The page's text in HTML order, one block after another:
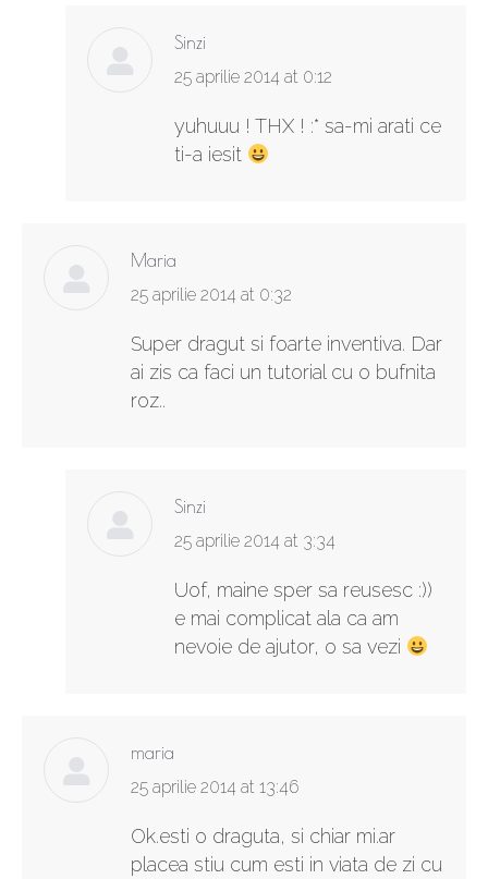
Sinzi
says:
25 aprilie 2014 at 0:12
yuhuuu ! THX ! :* sa-mi arati ce
ti-a iesit
Maria
says:
25 aprilie 2014 at 0:32
Super dragut si foarte inventiva. Dar
ai zis ca faci un tutorial cu o bufnita
roz..
Sinzi
says:
25 aprilie 2014 at 3:34
Uof, maine sper sa reusesc :))
e mai complicat ala ca am
nevoie de ajutor, o sa vezi
maria
says:
25 aprilie 2014 at 13:46
Ok.esti o draguta, si chiar mi.ar
placea stiu cum esti in viata de zi cu